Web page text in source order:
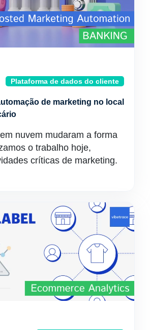
Plataforma de dados do cliente
de marketing no local
nuvem mudaram a forma
o trabalho hoje,
críticas de marketing.